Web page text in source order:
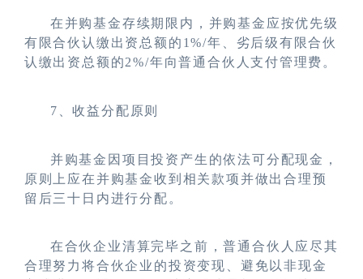
在并购基金存续期限内，并购基金应按优先级
有限合伙认缴出资总额的1%/年、劣后级有限合伙
认缴出资总额的2%/年向普通合伙人支付管理费。
7 、收益分配原则
并购基金因项目投资产生的依法可分配现金，
原则上应在并购基金收到相关款项并做出合理预
留后三十日内进行分配。
在合伙企业清算完毕之前，普通合伙人应尽其
合理努力将合伙企业的投资变现、避免以非现金